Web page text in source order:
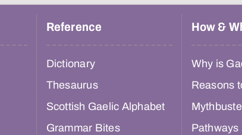
Reference
Dictionary
Thesaurus
Scottish Gaelic Alphabet
Grammar Bites
How &
Why is
Reasons
Pathways